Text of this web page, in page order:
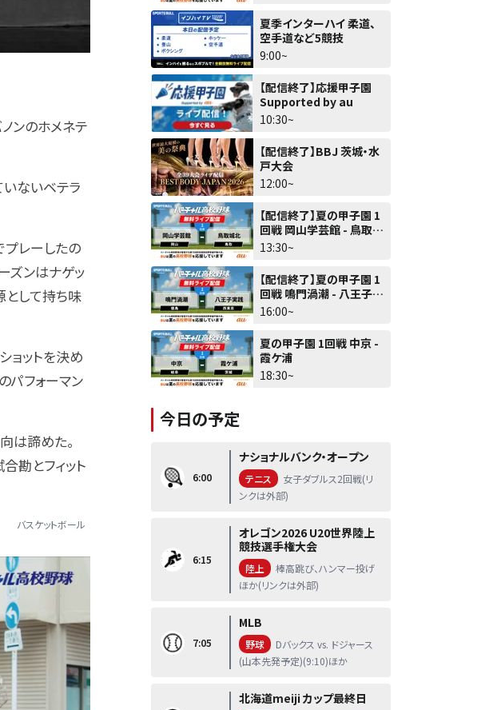
ンのホメネテ
ないベテラ
レーしたの
ズンはナゲッ
として持ち味
ョットを決め
パフォーマン
は諦めた。
勘とフィット
バスケットボール
夏季インターハイ 柔道、
空手道など5競技
9:00~
【配信終了】応援甲子園
Supported by au
10:30~
【配信終了】BBJ 茨城・水
戸大会
12:00~
【配信終了】夏の甲子園 1
回戦 岡山学芸館 - 鳥取城
北
13:30~
【配信終了】夏の甲子園 1
回戦 鳴門渦潮 - 八王子実
践
16:00~
夏の甲子園 1回戦 中京 -
霞ケ浦
18:30~
今日の予定
6:00
ナショナルバンク・オープン
テニス
女子ダブルス2回戦(リ
ンクは外部)
6:15
オレゴン2026 U20世界陸上
競技選手権大会
陸上
棒高跳び、ハンマー投げ
ほか(リンクは外部)
7:05
MLB
野球
Dバックス vs. ドジャース
(山本先発予定)(9:10)ほか
北海道meiji カップ最終日